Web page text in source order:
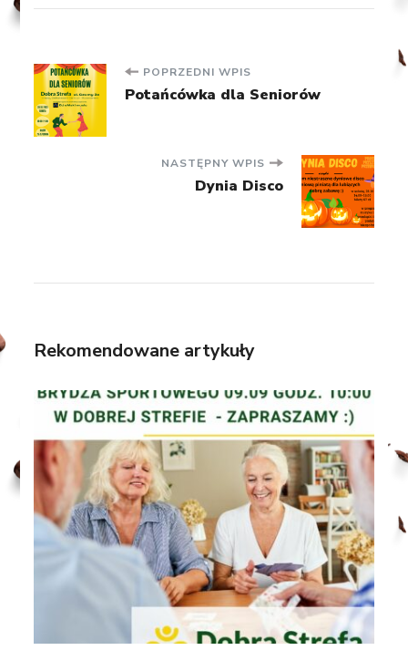
Nawigacja
wpisu
POPRZEDNI WPIS
Potańcówka dla Seniorów
NASTĘPNY WPIS
Dynia Disco
Rekomendowane artykuły